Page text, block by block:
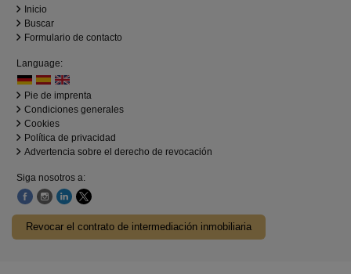
Inicio
Buscar
Formulario de contacto
Language:
Pie de imprenta
Condiciones generales
Cookies
Política de privacidad
Advertencia sobre el derecho de revocación
Siga nosotros a:
Revocar el contrato de intermediación inmobiliaria